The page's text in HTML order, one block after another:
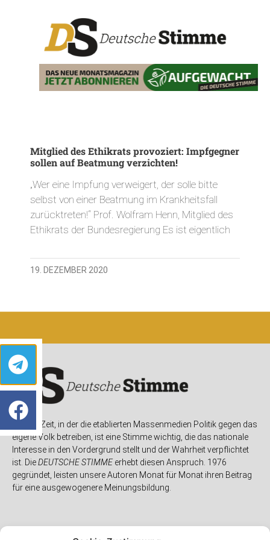
Mitglied des Ethikrats provoziert: Impfgegner
sollen auf Beatmung verzichten!
„Wer eine Impfung verweigert, der solle bitte
selbst von einer Beatmung im Krankheitsfall
zurücktreten!“ Prof. Wolfram Henn, Mitglied des
Ethikrats der Bundesregierung Es ist eigentlich
19. DEZEMBER 2020
In einer Zeit, in der die etablierten Massenmedien Politik gegen das
eigene Volk betreiben, ist eine Stimme wichtig, die das nationale
Interesse in den Vordergrund stellt und der Wahrheit verpflichtet
ist. DieDEUTSCHE STIMMEerhebt diesen Anspruch. 1976
gegründet, leisten unsere Autoren Monat für Monat ihren Beitrag
für eine ausgewogenere Meinungsbildung.